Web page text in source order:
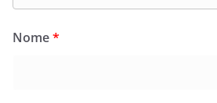
Nome*